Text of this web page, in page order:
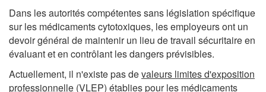
Dans les autorités compétentes sans législation spécifique
sur les médicaments cytotoxiques, les employeurs ont un
devoir général de maintenir un lieu de travail sécuritaire en
évaluant et en contrôlant les dangers prévisibles.
Actuellement, il n'existe pas devaleurs limites d'exposition
professionnelle (VLEP) établies pour les médicaments